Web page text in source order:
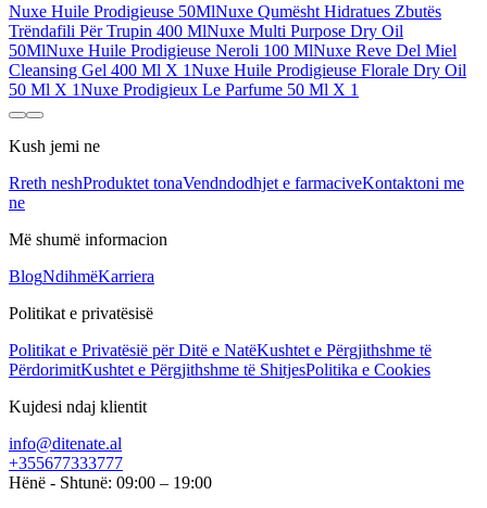
Nuxe Huile Prodigieuse 50MlNuxe Qumësht Hidratues Zbutës
Trëndafili Për Trupin 400 MlNuxe Multi Purpose Dry Oil
50MlNuxe Huile Prodigieuse Neroli 100 MlNuxe Reve Del Miel
Cleansing Gel 400 Ml X 1Nuxe Huile Prodigieuse Florale Dry Oil
50 Ml X 1Nuxe Prodigieux Le Parfume 50 Ml X 1
Kush jemi ne
Rreth neshProduktet tonaVendndodhjet e farmaciveKontaktoni me
ne
Më shumë informacion
BlogNdihmëKarriera
Politikat e privatësisë
Politikat e Privatësië për Ditë e NatëKushtet e Përgjithshme të
PërdorimitKushtet e Përgjithshme të ShitjesPolitika e Cookies
Kujdesi ndaj klientit
info@ditenate.al
+355677333777
Hënë - Shtunë: 09:00 – 19:00